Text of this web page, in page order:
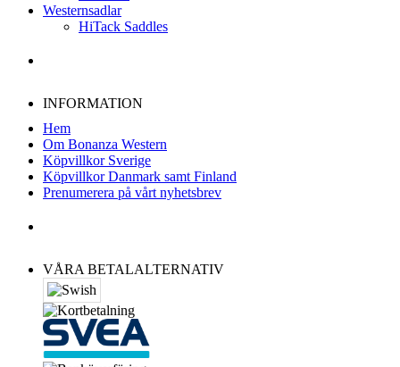
Westernsadlar
HiTack Saddles
INFORMATION
Hem
Om Bonanza Western
Köpvillkor Sverige
Köpvillkor Danmark samt Finland
Prenumerera på vårt nyhetsbrev
VÅRA BETALALTERNATIV